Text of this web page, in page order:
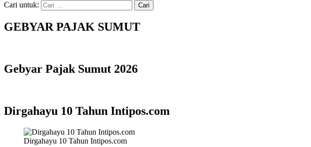
Cari untuk:
GEBYAR PAJAK SUMUT
Gebyar Pajak Sumut 2026
Dirgahayu 10 Tahun Intipos.com
Dirgahayu 10 Tahun Intipos.com